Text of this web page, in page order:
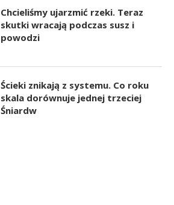
Chcieliśmy ujarzmić rzeki. Teraz
skutki wracają podczas susz i
powodzi
Ścieki znikają z systemu. Co roku
skala dorównuje jednej trzeciej
Śniardw